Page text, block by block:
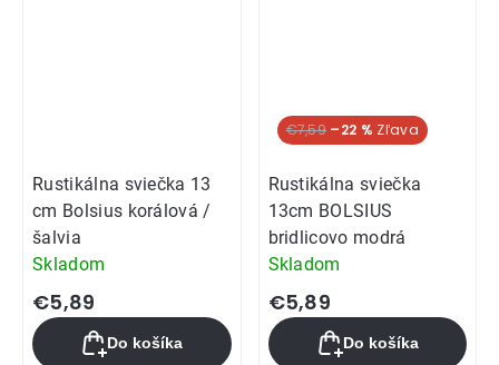
Rustikálna sviečka 13
cm Bolsius korálová /
šalvia
Skladom
€5,89
Do košíka
€7,59 –22 %
Rustikálna sviečka
13cm BOLSIUS
bridlicovo modrá
Skladom
€5,89
Do košíka